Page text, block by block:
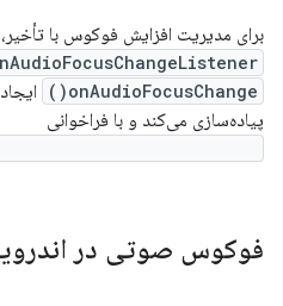
برای مدیریت افزایش فوکوس با
onAudioFocusChange()
پیاده‌سازی می‌کند و با فراخوانی
فوکوس صوتی در اندروید